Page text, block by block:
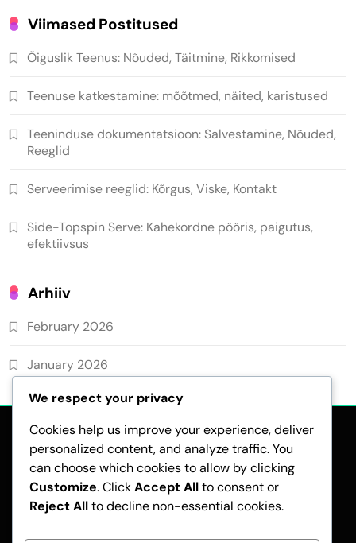
Viimased Postitused
Õiguslik Teenus: Nõuded, Täitmine, Rikkomised
Teenuse katkestamine: mõõtmed, näited, karistused
Teeninduse dokumentatsioon: Salvestamine, Nõuded,
Reeglid
Serveerimise reeglid: Kõrgus, Viske, Kontakt
Side-Topspin Serve: Kahekordne pööris, paigutus,
efektiivsus
Arhiiv
February 2026
January 2026
We respect your privacy
Cookies help us improve your experience, deliver
personalized content, and analyze traffic. You
can choose which cookies to allow by clicking
Customize. ClickAccept Allto consent or
Reject Allto decline non-essential cookies.